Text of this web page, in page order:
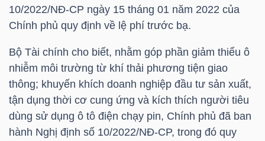
10/2022/NĐ-CP ngày 15 tháng 01 năm 2022 của
Chính phủ quy định về lệ phí trước bạ.
Bộ Tài chính cho biết, nhằm góp phần giảm thiểu ô
nhiễm môi trường từ khí thải phương tiện giao
thông; khuyến khích doanh nghiệp đầu tư sản xuất,
tận dụng thời cơ cung ứng và kích thích người tiêu
dùng sử dụng ô tô điện chạy pin, Chính phủ đã ban
hành Nghị định số 10/2022/NĐ-CP, trong đó quy
NHÂN
PHÂN
TÍCH
VIETSTOCKFINANCE